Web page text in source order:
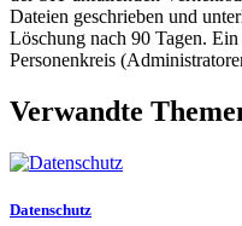
Dateien geschrieben und
Löschung nach 90 Tagen.
Personenkreis
Verwandte
Datenschutz